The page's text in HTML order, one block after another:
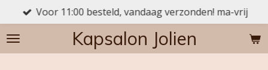
direct
naar
de
Kapsalon Jolien
Voor 11:00 besteld, vandaag verzonden! ma-vrij